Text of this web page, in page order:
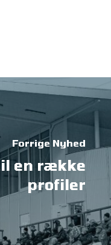
Forrige Nyhed
en række
profiler